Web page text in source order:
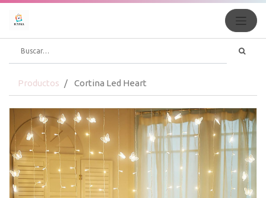
Productos Cortina Led Heart